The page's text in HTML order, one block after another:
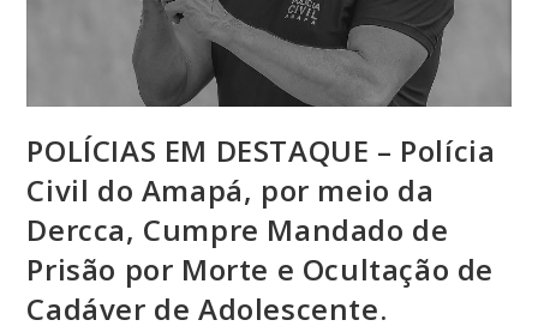
POLÍCIAS EM DESTAQUE – Polícia
Civil do Amapá, por meio da
Dercca, Cumpre Mandado de
Prisão por Morte e Ocultação de
Cadáver de Adolescente.